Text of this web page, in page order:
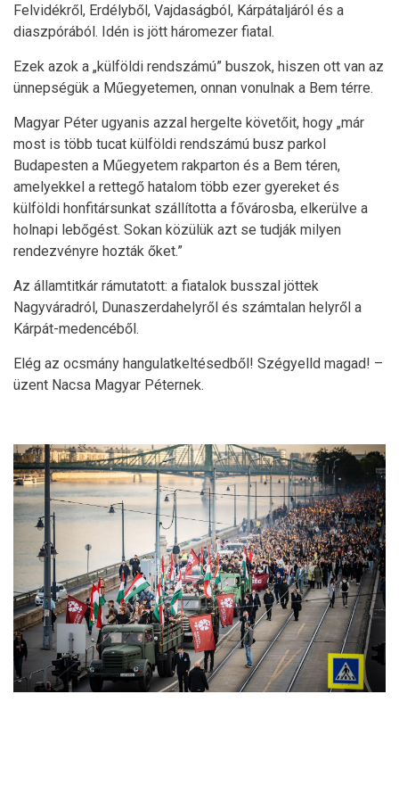
Felvidékről, Erdélyből, Vajdaságból, Kárpátaljáról és a
diaszpórából. Idén is jött háromezer fiatal.
Ezek azok a „külföldi rendszámú” buszok, hiszen ott van az
ünnepségük a Műegyetemen, onnan vonulnak a Bem térre.
Magyar Péter ugyanis azzal hergelte követőit, hogy „már
most is több tucat külföldi rendszámú busz parkol
Budapesten a Műegyetem rakparton és a Bem téren,
amelyekkel a rettegő hatalom több ezer gyereket és
külföldi honfitársunkat szállította a fővárosba, elkerülve a
holnapi lebőgést. Sokan közülük azt se tudják milyen
rendezvényre hozták őket.”
Az államtitkár rámutatott: a fiatalok busszal jöttek
Nagyváradról, Dunaszerdahelyről és számtalan helyről a
Kárpát-medencéből.
Elég az ocsmány hangulatkeltésedből! Szégyelld magad! –
üzent Nacsa Magyar Péternek.